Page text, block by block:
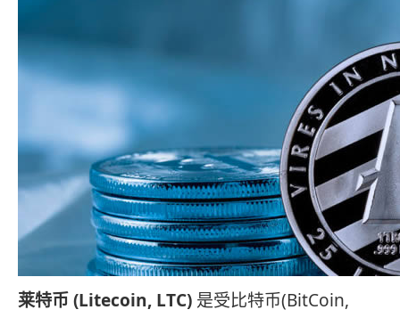
莱特币 (Litecoin, LTC) 是受比特币(BitCoin,